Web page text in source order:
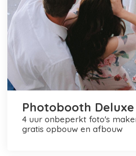
Photobooth Deluxe
4 uur onbeperkt foto's maken en printen +
gratis opbouw en afbouw